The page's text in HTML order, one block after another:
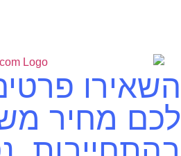
השאירו
לכם מחיר